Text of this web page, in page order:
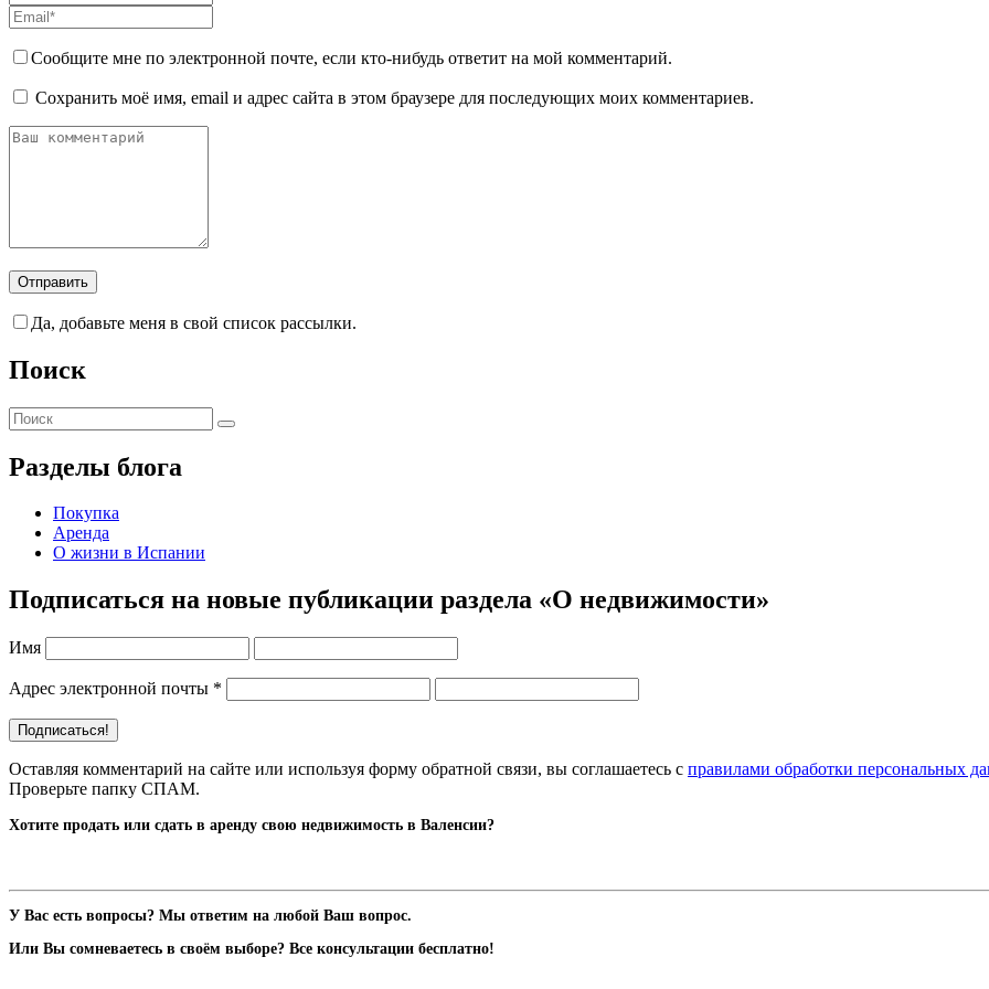
Сообщите мне по электронной почте, если кто-нибудь ответит на мой комментарий.
Сохранить моё имя, email и адрес сайта в этом браузере для последующих моих комментариев.
Да, добавьте меня в свой список рассылки.
Поиск
Разделы блога
Покупка
Аренда
О жизни в Испании
Подписаться на новые публикации раздела «О недвижимости»
Имя
Адрес электронной почты *
Оставляя комментарий на сайте или используя форму обратной связи, вы соглашаетесь с правилами обработки персональных
Проверьте папку СПАМ.
Хотите продать или сдать в аренду свою недвижимость в Валенсии?
У Вас есть вопросы? Мы ответим на любой Ваш вопрос.
Или Вы сомневаетесь в своём выборе? Все консультации бесплатно!